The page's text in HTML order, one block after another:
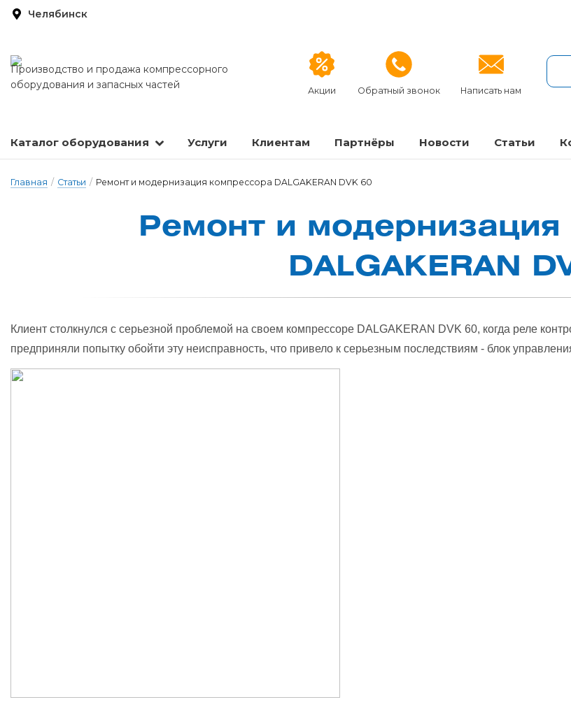
Челябинск
Производство и продажа компрессорного
оборудования и запасных частей
Акции Обратный звонок Написать нам
Каталог оборудования Услуги Клиентам Партнёры Новости Статьи
Главная / Статьи / Ремонт и модернизация компрессора DALGAKERAN DVK 60
Ре­монт и
DALGAKERAN
Клиент столкнулся с серьезной проблемой на своем компрессоре DALGAKERAN DVK 60, когда реле
предприняли попытку обойти эту неисправность, что привело к серьезным последствиям - блок